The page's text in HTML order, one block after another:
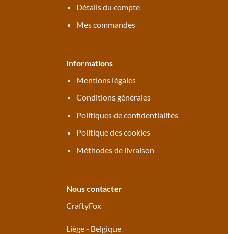
Détails du compte
Mes commandes
Informations
Mentions légales
Conditions générales
Politiques de confidentialités
Politique des cookies
Méthodes de livraison
Nous contacter
CraftyFox
Liège - Belgique